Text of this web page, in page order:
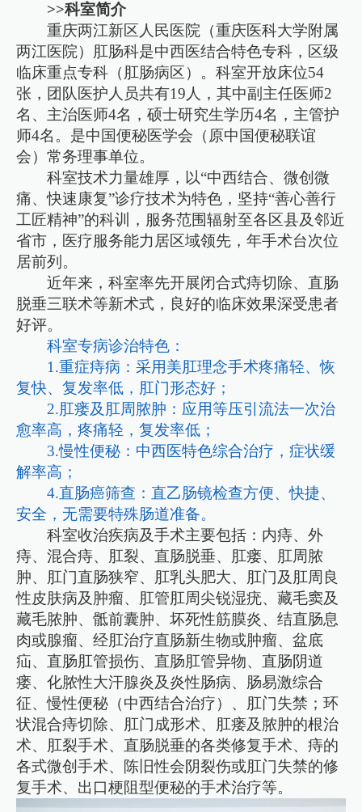
>>科室简介
重庆两江新区人民医院（重庆医科大学附属
两江医院）肛肠科是中西医结合特色专科，区级
临床重点专科（肛肠病区）。科室开放床位54
张，团队医护人员共有19人，其中副主任医师2
名、主治医师4名，硕士研究生学历4名，主管护
师4名。是中国便秘医学会（原中国便秘联谊
会）常务理事单位。
科室技术力量雄厚，以“中西结合、微创微
痛、快速康复”诊疗技术为特色，坚持“善心善行
工匠精神”的科训，服务范围辐射至各区县及邻近
省市，医疗服务能力居区域领先，年手术台次位
居前列。
近年来，科室率先开展闭合式痔切除、直肠
脱垂三联术等新术式，良好的临床效果深受患者
好评。
科室专病诊治特色：
1.重症痔病：采用美肛理念手术疼痛轻、恢
复快、复发率低，肛门形态好；
2.肛瘘及肛周脓肿：应用等压引流法一次治
愈率高，疼痛轻，复发率低；
3.慢性便秘：中西医特色综合治疗，症状缓
解率高；
4.直肠癌筛查：直乙肠镜检查方便、快捷、
安全，无需要特殊肠道准备。
科室收治疾病及手术主要包括：内痔、外
痔、混合痔、肛裂、直肠脱垂、肛瘘、肛周脓
肿、肛门直肠狭窄、肛乳头肥大、肛门及肛周良
性皮肤病及肿瘤、肛管肛周尖锐湿疣、藏毛窦及
藏毛脓肿、骶前囊肿、坏死性筋膜炎、结直肠息
肉或腺瘤、经肛治疗直肠新生物或肿瘤、盆底
疝、直肠肛管损伤、直肠肛管异物、直肠阴道
瘘、化脓性大汗腺炎及炎性肠病、肠易激综合
征、慢性便秘（中西结合治疗）、肛门失禁；环
状混合痔切除、肛门成形术、肛瘘及脓肿的根治
术、肛裂手术、直肠脱垂的各类修复手术、痔的
各式微创手术、陈旧性会阴裂伤或肛门失禁的修
复手术、出口梗阻型便秘的手术治疗等。